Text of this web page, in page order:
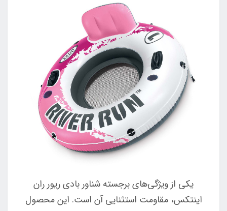
یکی از ویژگی‌های برجسته شناور بادی ریور ران
اینتکس، مقاومت استثنایی آن است. این محصول